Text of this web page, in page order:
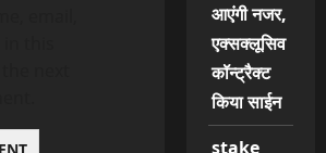
आएंगी नजर,
एक्सक्लूसिव
कॉन्ट्रैक्ट
किया साईन
stake